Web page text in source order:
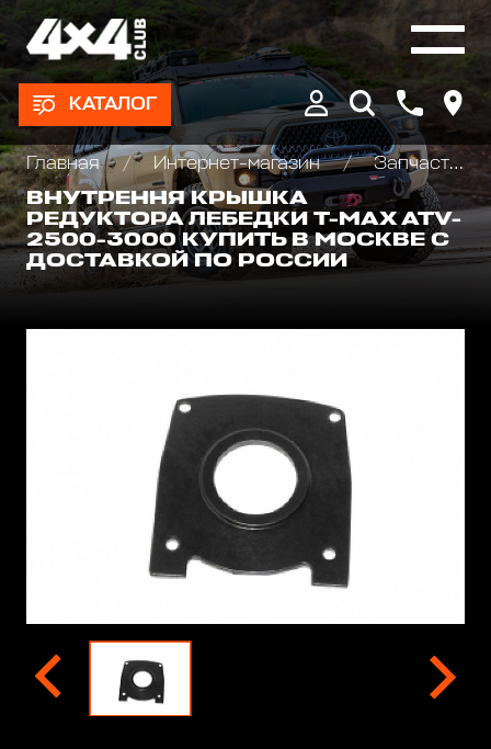
КАТАЛОГ
Главная Интернет-магазин
Запчасти и Аксессуары для лебедок
ВНУТРЕННЯ КРЫШКА
РЕДУКТОРА ЛЕБЕДКИ T-MAX ATV-
2500-3000 КУПИТЬ В МОСКВЕ С
ДОСТАВКОЙ ПО РОССИИ